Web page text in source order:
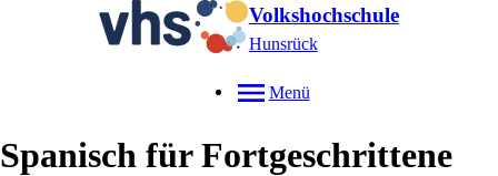
Volkshochschule
Hunsrück
Menü
Spanisch für Fortgeschrittene